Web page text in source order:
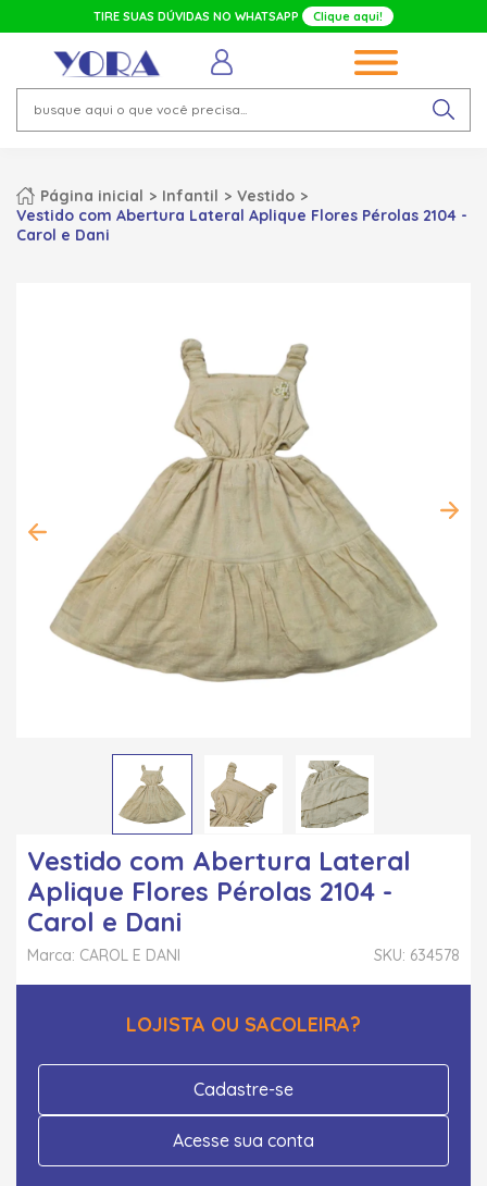
TIRE SUAS DÚVIDAS NO WHATSAPP Clique aqui!
Página inicial Infantil
Vestido
Vestido com Abertura Lateral Aplique Flores Pérolas 2104 -
Carol e Dani
Vestido com Abertura Lateral
Aplique Flores Pérolas 2104 -
Carol e Dani
SKU: 634578
Marca: CAROL E DANI
LOJISTA OU SACOLEIRA?
Cadastre-se
Acesse sua conta